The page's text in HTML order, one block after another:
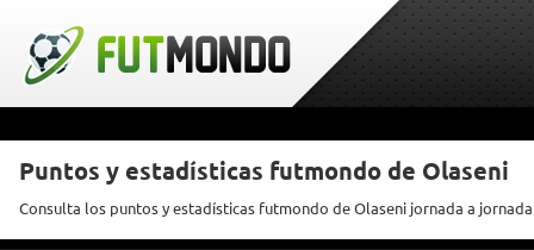
Puntos y estadísticas futmondo de Olaseni
Consulta los puntos y estadísticas futmondo de Olaseni jornada a jornada